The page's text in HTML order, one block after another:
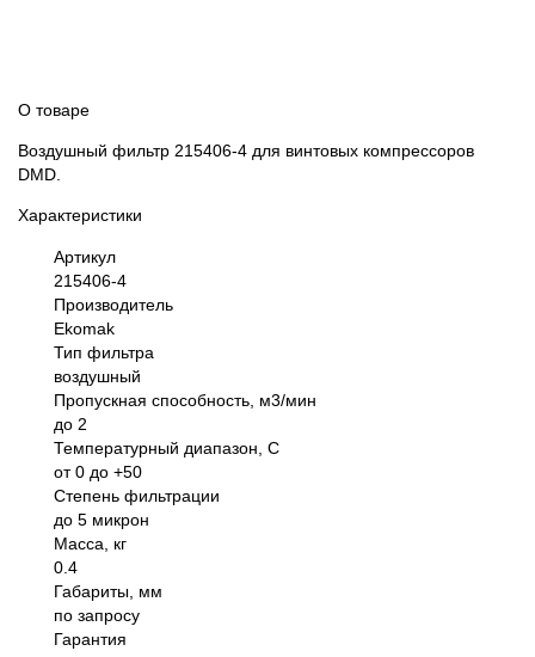
О товаре
Воздушный фильтр 215406-4 для винтовых компрессоров
DMD.
Характеристики
Артикул
215406-4
Производитель
Ekomak
Тип фильтра
воздушный
Пропускная способность, м3/мин
до 2
Температурный диапазон, С
от 0 до +50
Степень фильтрации
до 5 микрон
Масса, кг
0.4
Габариты, мм
по запросу
Гарантия